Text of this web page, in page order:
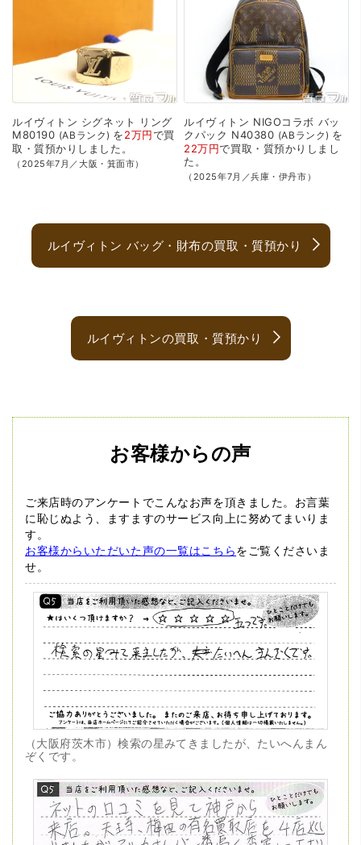
ルイヴィトン シグネット
リング
M80190
ABランク を2万円で買
取・質預かり しました。
（2025年7月／大阪・箕面市）
ルイヴィトン NIGOコラボ バッ
クパック N40380 ABランク を
22万円で買取・質預かり しまし
た。
（2025年7月／兵庫・伊丹市）
ルイヴィトン バッグ・財布の買取・質預かり
ルイヴィトンの買取・質預かり
お客様からの声
ご来店時のアンケートでこんなお声を頂きました。 お言葉
に恥じぬよう、ますますのサービス向上に努めてまいりま
す。
お客様からいただいた声の一覧はこちらをご覧くださいま
せ。
（大阪府茨木市）検索の星みてきましたが、たいへんまん
ぞくです。